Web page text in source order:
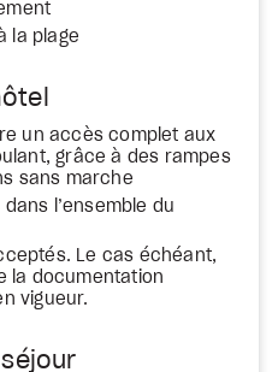
la plage
un accès complet aux
grâce à des rampes
sans marche
l’ensemble du
Le cas échéant,
la documentation
vigueur.